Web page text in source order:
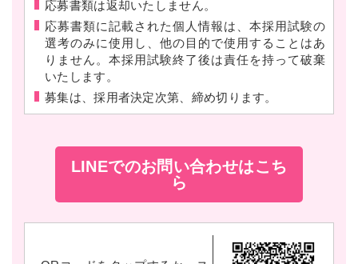
応募書類は返却いたしません。
応募書類に記載された個人情報は、本採用試験の
選考のみに使用し、他の目的で使用することはあ
りません。本採用試験終了後は責任を持って破棄
いたします。
募集は、採用者決定次第、締め切ります。
LINEでのお問い合わせはこち
ら